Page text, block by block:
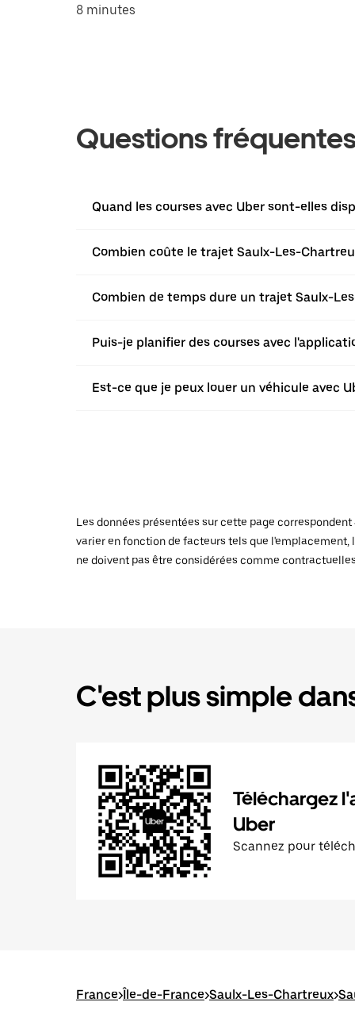
8 minutes
Questions
Quand les courses avec Uber sont-elles
Combien coûte le trajet Saulx-Les-
Combien de temps dure un trajet Saulx-
Puis-je planifier des courses avec
Est-ce que je peux louer un véhicule avec
Les données présentées sur cette page
varier en fonction de facteurs tels que
ne doivent pas être considérées comme
C'est plus simple
Téléchargez
Uber
Scannez pour
France>Île-de-France>Saulx-Les-Chartreux>